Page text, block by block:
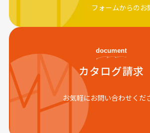
フォームからのお
document
カタログ請求
お気軽にお問い合わせくだ